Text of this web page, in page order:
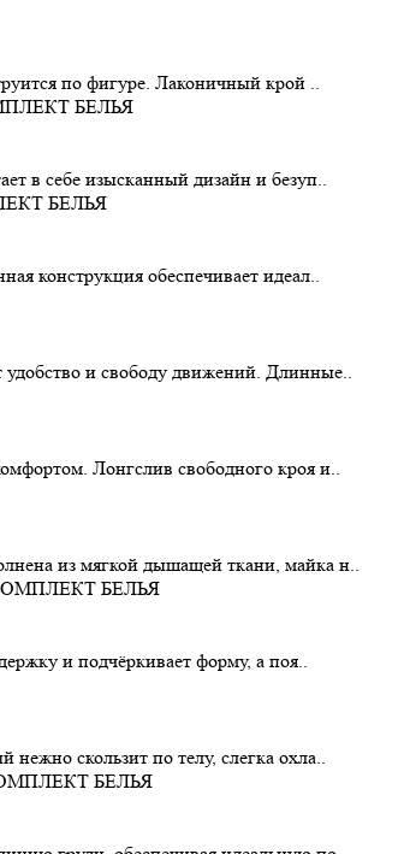
по фигуре. Лаконичный крой ..
в себе изысканный дизайн и безуп..
конструкция обеспечивает идеал..
и свободу движений. Длинные..
Лонгслив свободного кроя и..
из мягкой дышащей ткани, майка н..
и подчёркивает форму, а поя..
скользит по телу, слегка охла..